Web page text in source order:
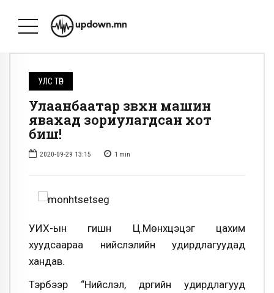
УЛС ТӨР
Улаанбаатар зөвхөн машин
явахад зориулагдсан хот
биш!
2020-09-29 13:15 1 min
УИХ-ын гишүүн Ц.Мөнхцэцэг цахим
хуудсаараа нийслэлийн удирдлагуудад
хандав.
Тэрбээр “Нийслэл, дүүргийн удирдлагууд